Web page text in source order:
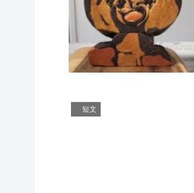
短文